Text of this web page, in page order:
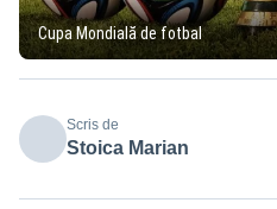
Cupa Mondială de fotbal
Scris de
Stoica Marian